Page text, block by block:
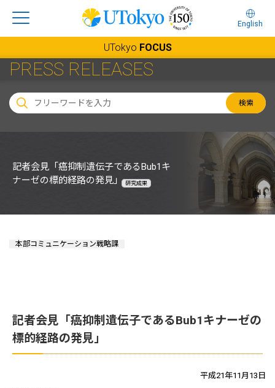
English
UTokyo FOCUS
PRESS RELEASES
検索
記者会見「癌抑制遺伝子であるBub1キ
ナーゼの標的経路の発見｣
研究成果
本部コミュニケーション戦略課
記者会見「癌抑制遺伝子であるBub1キナーゼの
標的経路の発見｣
平成21年11月13日